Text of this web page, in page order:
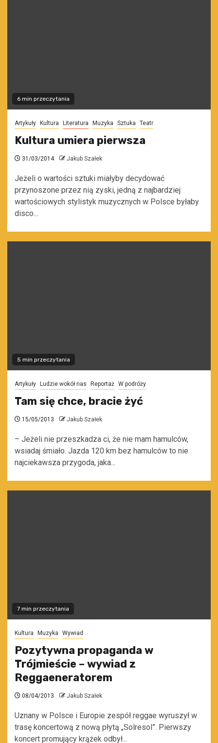
6 min przeczytania
Artykuły Kultura Literatura Muzyka Sztuka Teatr
Kultura umiera pierwsza
31/03/2014 Jakub Szałek
Jeżeli o wartości sztuki miałyby decydować
przynoszone przez nią zyski, jedną z najbardziej
wartościowych stylistyk muzycznych w Polsce byłaby
disco...
5 min przeczytania
Artykuły Ludzie wokół nas Reportaż W podróży
Tam się chce, bracie żyć
15/05/2013 Jakub Szałek
– Jeżeli nie przeszkadza ci, że nie mam hamulców,
wsiadaj śmiało. Jazda 120 km bez hamulców to nie
najciekawsza przygoda, jaka...
7 min przeczytania
Kultura Muzyka Wywiad
Pozytywna propaganda w
Trójmieście – wywiad z
Reggaeneratorem
08/04/2013 Jakub Szałek
Uznany w Polsce i Europie zespół reggae wyruszył w
trasę koncertową z nową płytą „Solresol”. Pierwszy
koncert promujący krążek odbył...